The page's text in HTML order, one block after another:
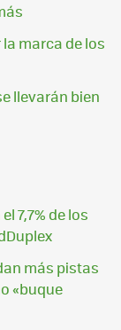
marca de los
llevarán bien
7,7% de los
más pistas
«buque